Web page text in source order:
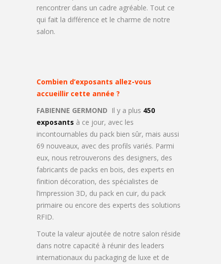
rencontrer dans un cadre agréable. Tout ce
qui fait la différence et le charme de notre
salon.
Combien d’exposants allez-vous
accueillir cette année ?
FABIENNE GERMOND Il y a plus 450
exposants à ce jour, avec les
incontournables du pack bien sûr, mais aussi
69 nouveaux, avec des profils variés. Parmi
eux, nous retrouverons des designers, des
fabricants de packs en bois, des experts en
finition décoration, des spécialistes de
l’impression 3D, du pack en cuir, du pack
primaire ou encore des experts des solutions
RFID.
Toute la valeur ajoutée de notre salon réside
dans notre capacité à réunir des leaders
internationaux du packaging de luxe et de